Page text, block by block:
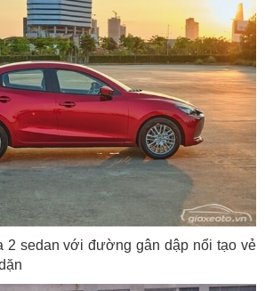
2 sedan với đường gân dập nổi tạo vẻ